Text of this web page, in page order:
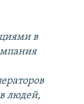
в
людей,